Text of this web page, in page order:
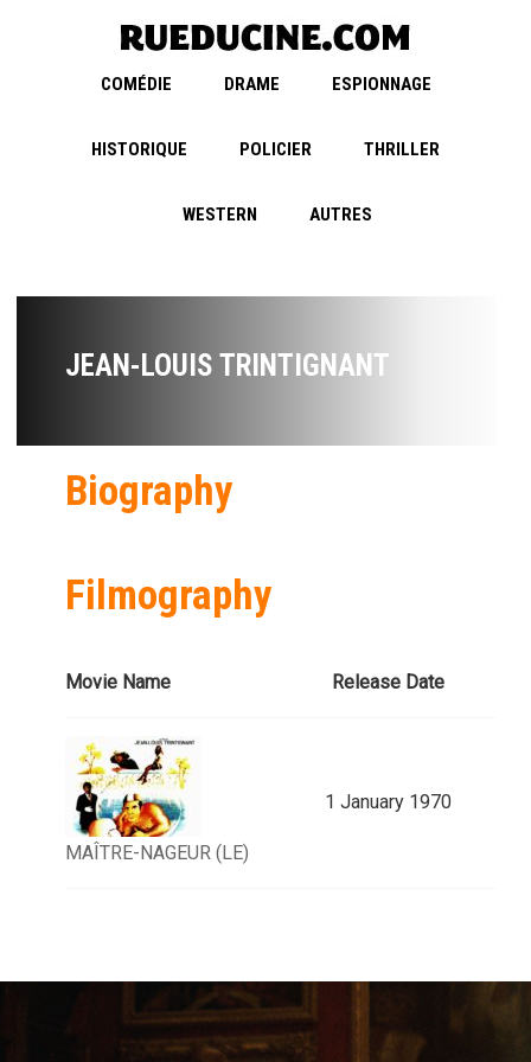
COMÉDIE DRAME ESPIONNAGE
HISTORIQUE POLICIER THRILLER
WESTERN AUTRES
JEAN-LOUIS TRINTIGNANT
Biography
Filmography
Movie Name Release Date
MAÎTRE-NAGEUR (LE)
1 January 1970